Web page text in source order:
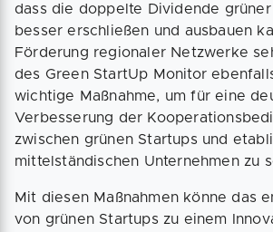
dass die doppelte Dividende
besser erschließen und ausbauen
Förderung regionaler Netzwerke
des Green StartUp Monitor
wichtige Maßnahme, um für eine
Verbesserung der
zwischen grünen Startups und
mittelständischen Unternehmen zu
Mit diesen Maßnahmen könne das
von grünen Startups zu einem